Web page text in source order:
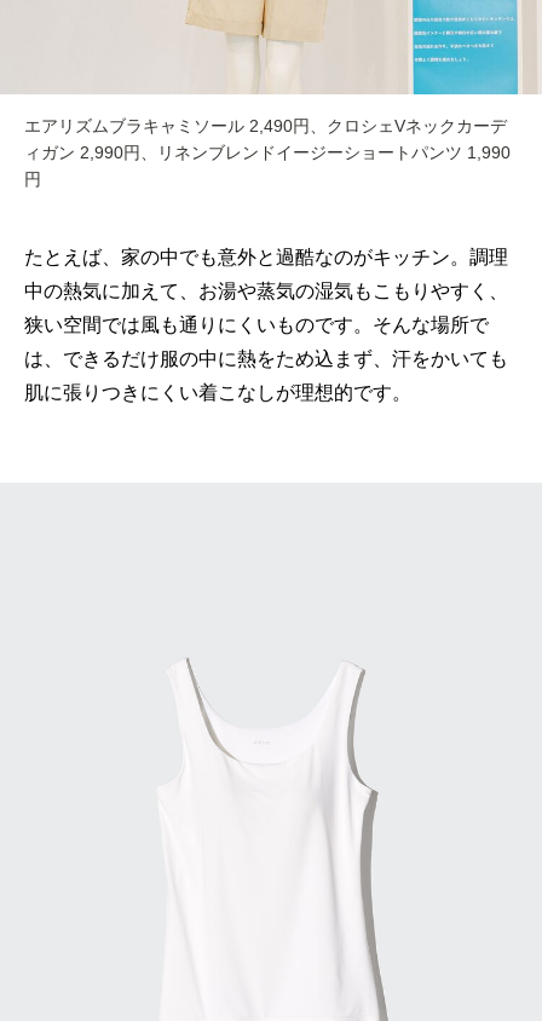
エアリズムブラキャミソール 2,490円、クロシェVネックカーデ
ィガン 2,990円、リネンブレンドイージーショートパンツ 1,990
円
たとえば、家の中でも意外と過酷なのがキッチン。調理
中の熱気に加えて、お湯や蒸気の湿気もこもりやすく、
狭い空間では風も通りにくいものです。そんな場所で
は、できるだけ服の中に熱をため込まず、汗をかいても
肌に張りつきにくい着こなしが理想的です。